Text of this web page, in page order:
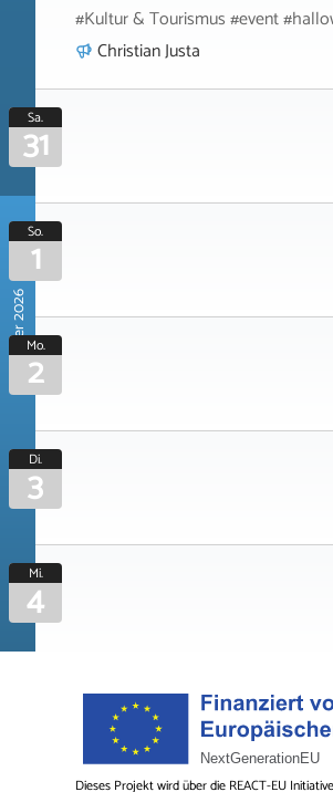
#Kultur & Tourismus #event
Christian Justa
Sa.
31
November 2026
So.
1
Mo.
2
Di.
3
Mi.
4
Dieses Projekt wird über die REACT-EU